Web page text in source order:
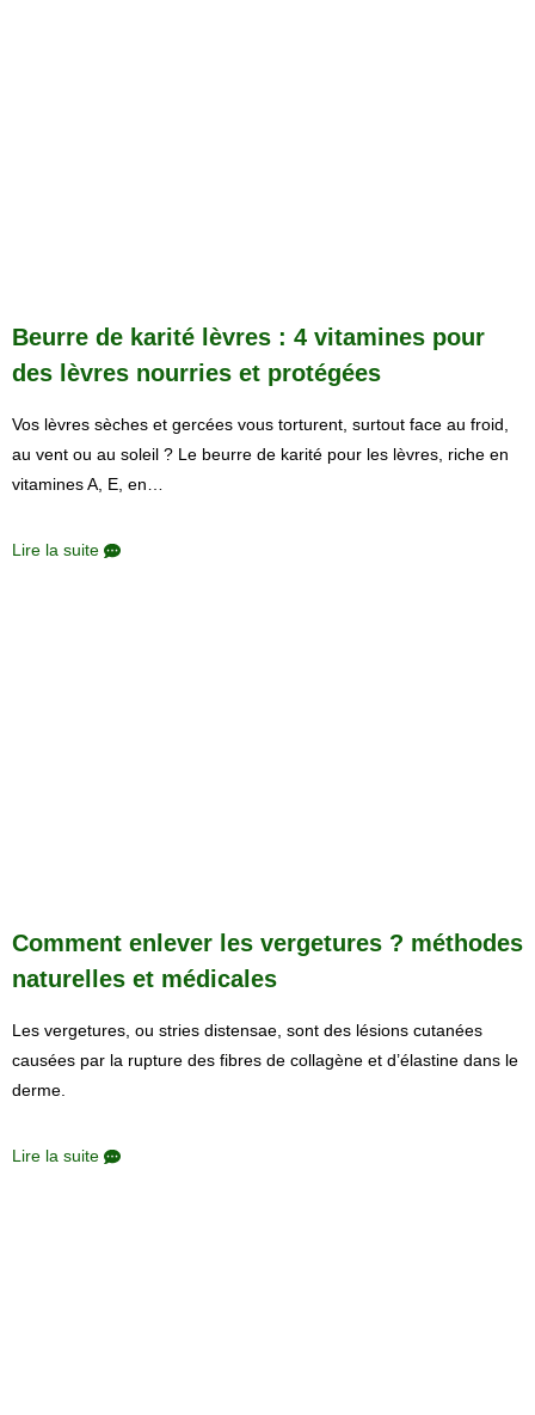
Beurre de karité lèvres : 4 vitamines pour
des lèvres nourries et protégées
Vos lèvres sèches et gercées vous torturent, surtout face au froid,
au vent ou au soleil ? Le beurre de karité pour les lèvres, riche en
vitamines A, E, en…
Lire la suite
Comment enlever les vergetures ? méthodes
naturelles et médicales
Les vergetures, ou stries distensae, sont des lésions cutanées
causées par la rupture des fibres de collagène et d’élastine dans le
derme.
Lire la suite